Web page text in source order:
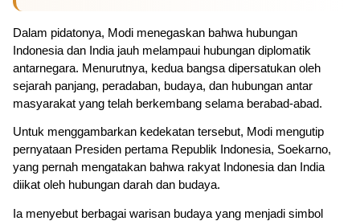
Dalam pidatonya, Modi menegaskan bahwa hubungan
Indonesia dan India jauh melampaui hubungan diplomatik
antarnegara. Menurutnya, kedua bangsa dipersatukan oleh
sejarah panjang, peradaban, budaya, dan hubungan antar
masyarakat yang telah berkembang selama berabad-abad.
Untuk menggambarkan kedekatan tersebut, Modi mengutip
pernyataan Presiden pertama Republik Indonesia, Soekarno,
yang pernah mengatakan bahwa rakyat Indonesia dan India
diikat oleh hubungan darah dan budaya.
Ia menyebut berbagai warisan budaya yang menjadi simbol